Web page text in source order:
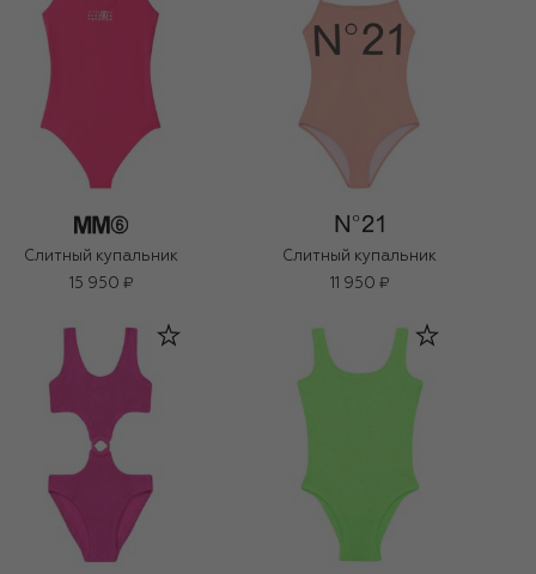
Слитный купальник
15 950 ₽
Слитный купальник
11 950 ₽